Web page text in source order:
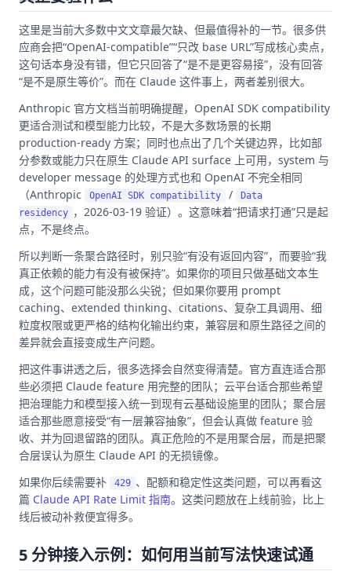
这里是当前大多数中文文章最欠缺、但最值得补的一节。很多供
应商会把“OpenAI-compatible”“只改 base URL”写成核心卖点，
这句话本身没有错，但它只回答了“是不是更容易接”，没有回答
“是不是原生等价”。而在 Claude 这件事上，两者差别很大。
Anthropic 官方文档当前明确提醒，OpenAI SDK compatibility
更适合测试和模型能力比较，不是大多数场景的长期
production-ready 方案；同时也点出了几个关键边界，比如部
分参数或能力只在原生 Claude API surface 上可用，system 与
developer message 的处理方式也和 OpenAI 不完全相同
（Anthropic
OpenAI SDK compatibility /
Data
residency ，2026-03-19 验证）。这意味着“把请求打通”只是起
点，不是终点。
所以判断一条聚合路径时，别只验“有没有返回内容”，而要验“我
真正依赖的能力有没有被保持”。如果你的项目只做基础文本生
成，这个问题可能没那么尖锐；但如果你要用 prompt
caching、extended thinking、citations、复杂工具调用、细
粒度权限或更严格的结构化输出约束，兼容层和原生路径之间的
差异就会直接变成生产问题。
把这件事讲透之后，很多选择会自然变得清楚。官方直连适合那
些必须把 Claude feature 用完整的团队；云平台适合那些希望
把治理能力和模型接入统一到现有云基础设施里的团队；聚合层
适合那些愿意接受“有一层兼容抽象”，但会认真做 feature 验
收、并为回退留路的团队。真正危险的不是用聚合层，而是把聚
合层误认为原生 Claude API 的无损镜像。
如果你后续需要补
429 、配额和稳定性这类问题，可以再看这
篇 Claude API Rate Limit 指南。这类问题放在上线前验，比上
线后被动补救便宜得多。
5 分钟接入示例：如何用当前写法快速试通